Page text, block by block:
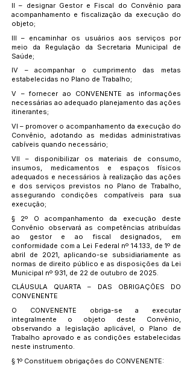
II – designar Gestor e Fiscal do Convênio para
acompanhamento e fiscalização da execução do
objeto;
III – encaminhar os usuários aos serviços por
meio da Regulação da Secretaria Municipal de
Saúde;
IV – acompanhar o cumprimento das metas
estabelecidas no Plano de Trabalho;
V – fornecer ao CONVENENTE as informações
necessárias ao adequado planejamento das ações
itinerantes;
VI – promover o acompanhamento da execução do
Convênio, adotando as medidas administrativas
cabíveis quando necessário;
VII – disponibilizar os materiais de consumo,
insumos, medicamentos e espaços físicos
adequados e necessários à realização das ações
e dos serviços previstos no Plano de Trabalho,
assegurando condições compatíveis para sua
execução;
§ 2º O acompanhamento da execução deste
Convênio observará as competências atribuídas
ao gestor e ao fiscal designados, em
conformidade com a Lei Federal nº 14.133, de 1º de
abril de 2021, aplicando-se subsidiariamente as
normas de direito público e as disposições da Lei
Municipal nº 931, de 22 de outubro de 2025.
CLÁUSULA QUARTA – DAS OBRIGAÇÕES DO
CONVENENTE
O CONVENENTE obriga-se a executar
integralmente o objeto deste Convênio,
observando a legislação aplicável, o Plano de
Trabalho aprovado e as condições estabelecidas
neste instrumento.
§ 1º Constituem obrigações do CONVENENTE: